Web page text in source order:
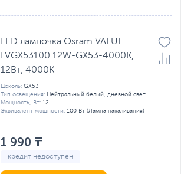
LED лампочка Osram VALUE
LVGX53100 12W-GX53-4000K,
12Вт, 4000К
Цоколь: GX53
Тип освещения: Нейтральный белый, дневной свет
Мощность, Вт: 12
Эквивалент мощности: 100 Вт (Лампа накаливания)
1 990 ₸
кредит недоступен